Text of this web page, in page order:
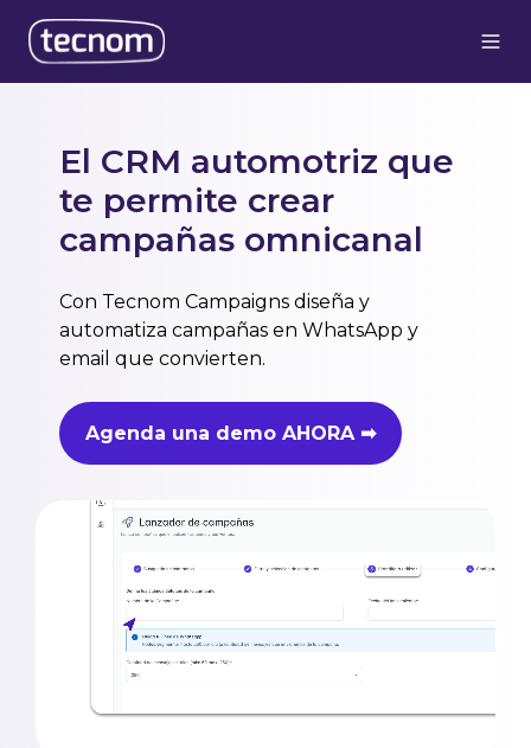
El CRM automotriz que
te permite crear
campañas omnicanal
Con Tecnom Campaigns diseña y
automatiza campañas en WhatsApp y
email que convierten.
Agenda una demo AHORA ➡